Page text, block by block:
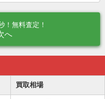
！無料査定！
へ
買取相場